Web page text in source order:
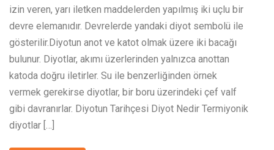
izin veren, yarı iletken maddelerden yapılmış iki uçlu bir
devre elemanıdır. Devrelerde yandaki diyot sembolü ile
gösterilir.Diyotun anot ve katot olmak üzere iki bacağı
bulunur. Diyotlar, akımı üzerlerinden yalnızca anottan
katoda doğru iletirler. Su ile benzerliğinden örnek
vermek gerekirse diyotlar, bir boru üzerindeki çef valf
gibi davranırlar. Diyotun Tarihçesi Diyot Nedir Termiyonik
diyotlar […]